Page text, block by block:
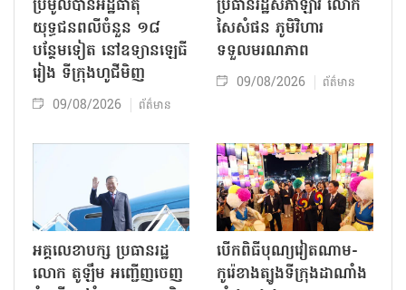
ប្រមូលបានអដ្ឋិធាតុ
យុទ្ធជនពលីចំនួន ១៨
បន្ថែមទៀត នៅឧទ្យានឡេធី
រៀង ទីក្រុងហូជីមិញ
09/08/2026 ព័ត៌មាន
ប្រធានរដ្ឋសភាឡាវ លោក
សៃសំផន ភូមិវិហារ
ទទួលមរណភាព
09/08/2026 ព័ត៌មាន
អគ្គលេខាបក្ស ប្រធានរដ្ឋ
លោក តូឡឹម អញ្ជើញចេញ
បើកពិធីបុណ្យវៀតណាម-
កូរ៉េខាងត្បូងទីក្រុងដាណាំង